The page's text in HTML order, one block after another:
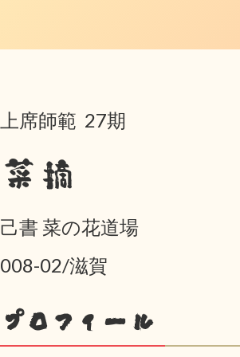
上席師範 27期
菜摘
己書 菜の花道場
008-02/滋賀
プロフィール